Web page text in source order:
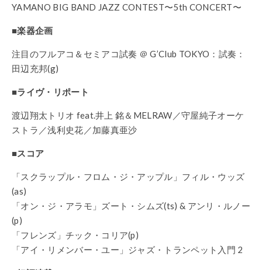
YAMANO BIG BAND JAZZ CONTEST〜5th CONCERT〜
■楽器企画
注目のフルアコ＆セミアコ試奏 ＠ G’Club TOKYO：試奏：
田辺充邦(g)
■ライヴ・リポート
渡辺翔太トリオ feat.井上 銘＆MELRAW／守屋純子オーケ
ストラ／浅利史花／加藤真亜沙
■スコア
「スクラップル・フロム・ジ・アップル」フィル・ウッズ
(as)
「オン・ジ・アラモ」ズート・シムズ(ts) & アンリ・ルノー
(p)
「フレンズ」チック・コリア(p)
「アイ・リメンバー・ユー」ジャズ・トランペット入門 2